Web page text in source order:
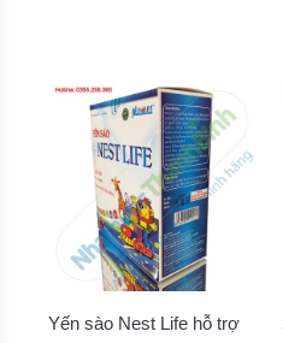
Yến sào Nest Life hỗ trợ